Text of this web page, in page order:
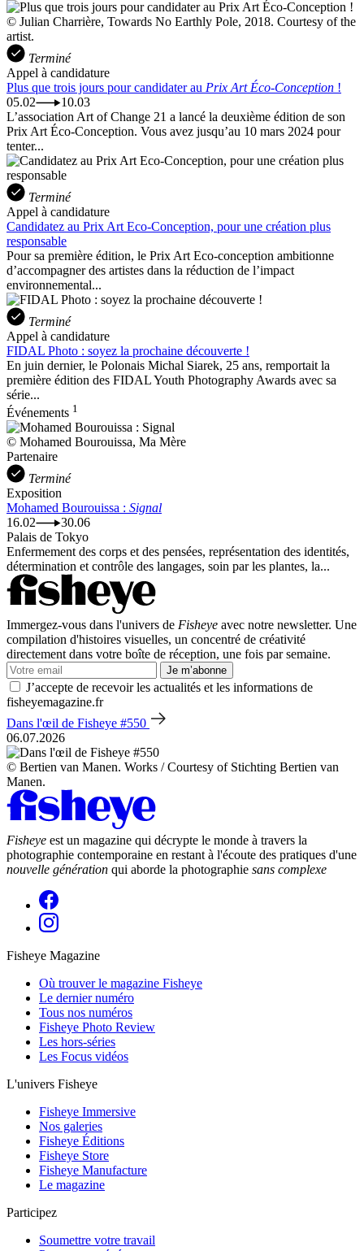
© Julian Charrière, Towards No Earthly Pole, 2018. Courtesy of the
artist.
Terminé
Appel à candidature
Plus que trois jours pour candidater au Prix Art Éco-Conception !
05.02
10.03
L’association Art of Change 21 a lancé la deuxième édition de son
Prix Art Éco-Conception. Vous avez jusqu’au 10 mars 2024 pour
tenter...
Terminé
Appel à candidature
Candidatez au Prix Art Eco-Conception, pour une création plus
responsable
Pour sa première édition, le Prix Art Eco-conception ambitionne
d’accompagner des artistes dans la réduction de l’impact
environnemental...
Terminé
Appel à candidature
FIDAL Photo : soyez la prochaine découverte !
En juin dernier, le Polonais Michal Siarek, 25 ans, remportait la
première édition des FIDAL Youth Photography Awards avec sa
série...
Événements 1
© Mohamed Bourouissa, Ma Mère
Partenaire
Terminé
Exposition
Mohamed Bourouissa : Signal
16.02
30.06
Palais de Tokyo
Enfermement des corps et des pensées, représentation des identités,
détermination et contrôle des langages, soin par les plantes, la...
Immergez-vous dans l'univers de Fisheye avec notre newsletter. Une
compilation d'histoires visuelles, un concentré de créativité
directement dans votre boîte de réception, une fois par semaine.
Je m’abonne
J’accepte de recevoir les actualités et les informations de
fisheyemagazine.fr
Dans l'œil de Fisheye #550
06.07.2026
© Bertien van Manen. Works / Courtesy of Stichting Bertien van
Manen.
Fisheye est un magazine qui décrypte le monde à travers la
photographie contemporaine en restant à l'écoute des pratiques d'une
nouvelle génération qui aborde la photographie sans complexe
Fisheye Magazine
Où trouver le magazine Fisheye
Le dernier numéro
Tous nos numéros
Fisheye Photo Review
Les hors-séries
Les Focus vidéos
L'univers Fisheye
Fisheye Immersive
Nos galeries
Fisheye Éditions
Fisheye Store
Fisheye Manufacture
Le magazine
Participez
Soumettre votre travail